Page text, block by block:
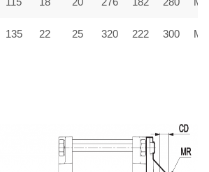
135 22 25 320 222 300